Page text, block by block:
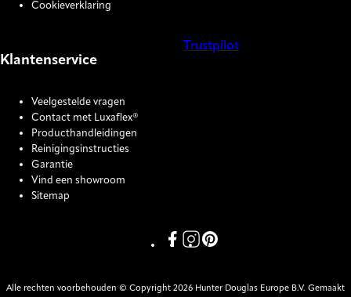
Cookieverklaring
Klantenservice
Veelgestelde vragen
Contact met Luxaflex®
Producthandleidingen
Reinigingsinstructies
Garantie
Vind een showroom
Sitemap
Trustpilot
Link missing Display text from
Link missing Display text
Link missing Display text
Alle rechten voorbehouden © Copyright 2026 Hunter Douglas Europe B.V. Gemaakt